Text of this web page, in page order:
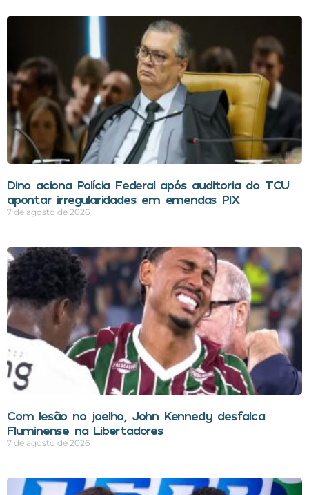
Dino aciona Polícia Federal após auditoria do TCU
apontar irregularidades em emendas PIX
7 de agosto de 2026
Com lesão no joelho, John Kennedy desfalca
Fluminense na Libertadores
7 de agosto de 2026